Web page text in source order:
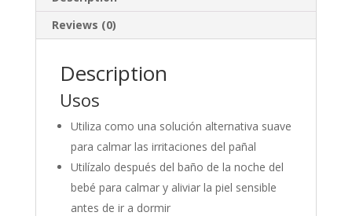
Reviews (0)
Description
Usos
Utiliza como una solución alternativa suave
para calmar las irritaciones del pañal
Utilízalo después del baño de la noche del
bebé para calmar y aliviar la piel sensible
antes de ir a dormir